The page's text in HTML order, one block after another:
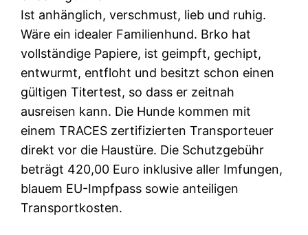
Ist anhänglich, verschmust, lieb und ruhig.
Wäre ein idealer Familienhund. Brko hat
vollständige Papiere, ist geimpft, gechipt,
entwurmt, entfloht und besitzt schon einen
gültigen Titertest, so dass er zeitnah
ausreisen kann. Die Hunde kommen mit
einem TRACES zertifizierten Transporteuer
direkt vor die Haustüre. Die Schutzgebühr
beträgt 420,00 Euro inklusive aller Imfungen,
blauem EU-Impfpass sowie anteiligen
Transportkosten.